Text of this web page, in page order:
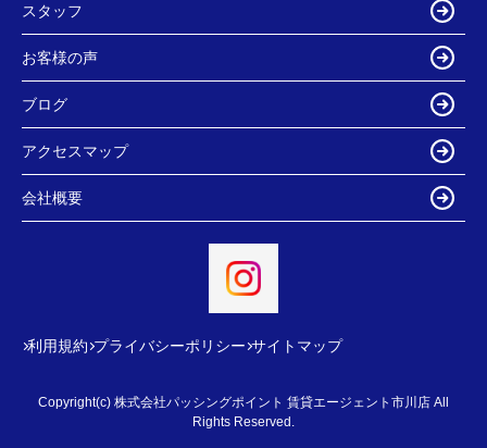
スタッフ
お客様の声
ブログ
アクセスマップ
会社概要
利用規約 プライバシーポリシー サイトマップ
Copyright(c) 株式会社パッシングポイント 賃貸エージェント市川店 All
Rights Reserved.